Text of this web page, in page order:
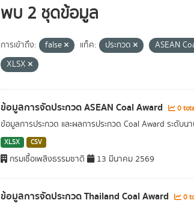
พบ 2 ชุดข้อมูล
การเข้าถึง: false แท็ค: ประกวด ASEAN
XLSX
ข้อมูลการจัดประกวด ASEAN Coal Award 0
ข้อมูลการประกวด และผลการประกวด Coal Award ระดับ
XLSX CSV
กรมเชื้อเพลิงธรรมชาติ 13 มีนาคม 2569
ข้อมูลการจัดประกวด Thailand Coal Award 0